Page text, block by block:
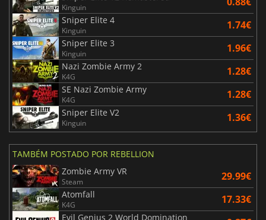
Kinguin
Sniper Elite 4
Kinguin 1.74€
Sniper Elite 3
Kinguin 1.96€
Nazi Zombie Army 2
K4G 1.28€
SE Nazi Zombie Army
K4G 1.28€
Sniper Elite V2
Kinguin 1.36€
TAMBÉM POSTADO POR REBELLION
Zombie Army VR
Steam 29.99€
Atomfall
K4G 17.33€
Evil Genius 2 World Domination